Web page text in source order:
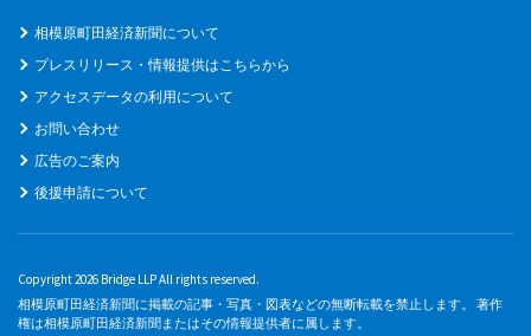
相模原町田経済新聞について
プレスリリース・情報提供はこちらから
アクセスデータの利用について
お問い合わせ
広告のご案内
後援申請について
Copyright 2026 Bridge LLP All rights reserved.
相模原町田経済新聞に掲載の記事・写真・図表などの無断転載を禁止します。 著作
権は相模原町田経済新聞またはその情報提供者に属します。